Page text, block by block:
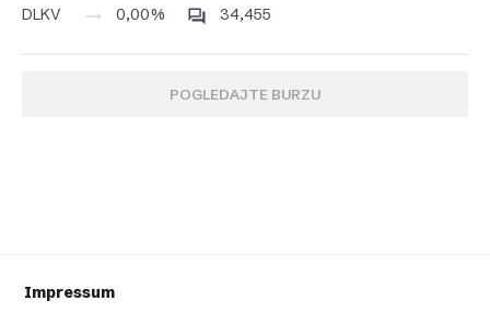
DLKV 0,00% 34,455
POGLEDAJTE BURZU
Impressum